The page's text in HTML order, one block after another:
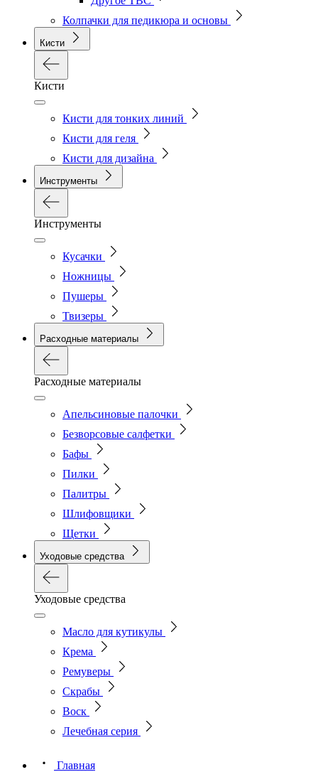
Колпачки для педикюра и основы
Кисти
Кисти
Кисти для тонких линий
Кисти для геля
Кисти для дизайна
Инструменты
Инструменты
Кусачки
Ножницы
Пушеры
Твизеры
Расходные материалы
Расходные материалы
Апельсиновые палочки
Безворсовые салфетки
Бафы
Пилки
Палитры
Шлифовщики
Щетки
Уходовые средства
Уходовые средства
Масло для кутикулы
Крема
Ремуверы
Скрабы
Воск
Лечебная серия
Главная